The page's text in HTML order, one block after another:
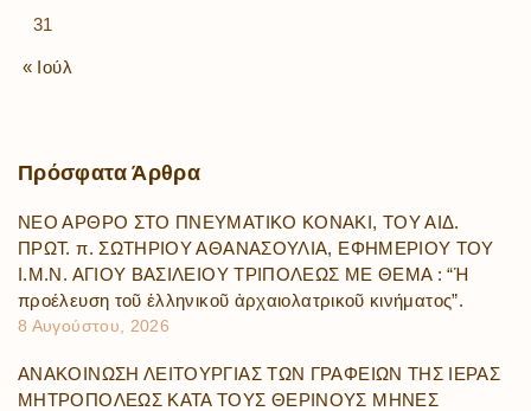
31
« Ιούλ
Πρόσφατα Άρθρα
ΝΕΟ ΑΡΘΡΟ ΣΤΟ ΠΝΕΥΜΑΤΙΚΟ ΚΟΝΑΚΙ, ΤΟΥ ΑΙΔ.
ΠΡΩΤ. π. ΣΩΤΗΡΙΟΥ ΑΘΑΝΑΣΟΥΛΙΑ, ΕΦΗΜΕΡΙΟΥ ΤΟΥ
Ι.Μ.Ν. ΑΓΙΟΥ ΒΑΣΙΛΕΙΟΥ ΤΡΙΠΟΛΕΩΣ ΜΕ ΘΕΜΑ : “Ἡ
προέλευση τοῦ ἑλληνικοῦ ἀρχαιολατρικοῦ κινήματος”.
8 Αυγούστου, 2026
ΑΝΑΚΟΙΝΩΣΗ ΛΕΙΤΟΥΡΓΙΑΣ ΤΩΝ ΓΡΑΦΕΙΩΝ ΤΗΣ ΙΕΡΑΣ
ΜΗΤΡΟΠΟΛΕΩΣ ΚΑΤΑ ΤΟΥΣ ΘΕΡΙΝΟΥΣ ΜΗΝΕΣ